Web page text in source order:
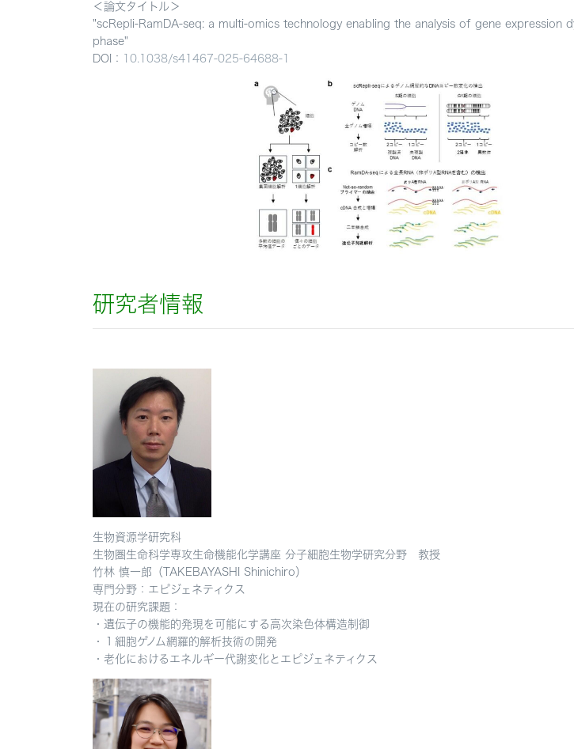
＜論文タイトル＞
"scRepli-RamDA-seq: a multi-omics technology enabling the analysis of gene expression
phase"
DOI：
10.1038/s41467-025-64688-1
研究者情報
生物資源学研究科
生物圏生命科学専攻生命機能化学講座 分子細胞生物学研究分野 教授
竹林 慎一郎（TAKEBAYASHI Shinichiro）
専門分野：エピジェネティクス
現在の研究課題：
・遺伝子の機能的発現を可能にする高次染色体構造制御
・
１細胞ゲノム網羅的解析技術の開発
・ 老化におけるエネルギー代謝変化とエピジェネティクス